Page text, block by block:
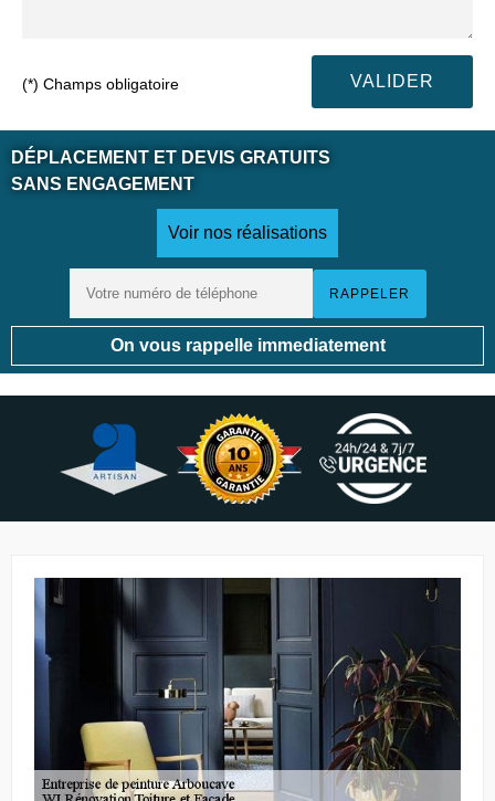
(*) Champs obligatoire
DÉPLACEMENT ET DEVIS GRATUITS
SANS ENGAGEMENT
Voir nos réalisations
On vous rappelle immediatement